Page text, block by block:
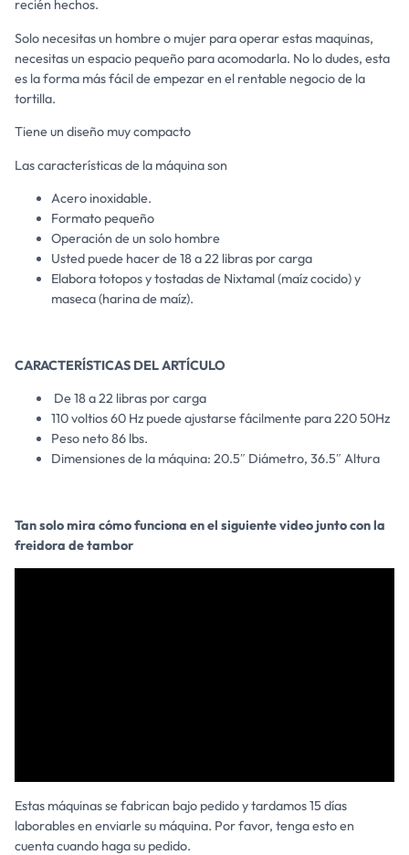
recién hechos.
Solo necesitas un hombre o mujer para operar estas maquinas,
necesitas un espacio pequeño para acomodarla. No lo dudes, esta
es la forma más fácil de empezar en el rentable negocio de la
tortilla.
Tiene un diseño muy compacto
Las características de la máquina son
Acero inoxidable.
Formato pequeño
Operación de un solo hombre
Usted puede hacer de 18 a 22 libras por carga
Elabora totopos y tostadas de Nixtamal (maíz cocido) y
maseca (harina de maíz).
CARACTERÍSTICAS DEL ARTÍCULO
De 18 a 22 libras por carga
110 voltios 60 Hz puede ajustarse fácilmente para 220 50Hz
Peso neto 86 lbs.
Dimensiones de la máquina: 20.5″ Diámetro, 36.5″ Altura
Tan solo mira cómo funciona en el siguiente video junto con la
freidora de tambor
Estas máquinas se fabrican bajo pedido y tardamos 15 días
laborables en enviarle su máquina. Por favor, tenga esto en
cuenta cuando haga su pedido.